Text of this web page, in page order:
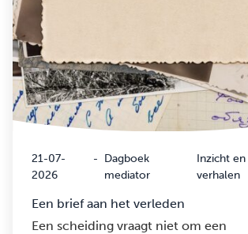
21-07-
2026
- Dagboek
mediator
Inzicht en
verhalen
Een brief aan het verleden
Een scheiding vraagt niet om een